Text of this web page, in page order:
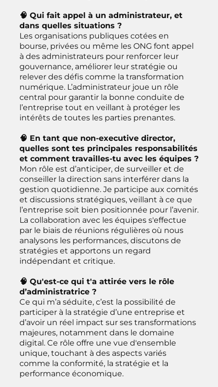
🧠 Qui fait appel à un administrateur, et
dans quelles situations ?
Les organisations publiques cotées en
bourse, privées ou même les ONG font appel
à des administrateurs pour renforcer leur
gouvernance, améliorer leur stratégie ou
relever des défis comme la transformation
numérique. L’administrateur joue un rôle
central pour garantir la bonne conduite de
l’entreprise tout en veillant à protéger les
intérêts de toutes les parties prenantes.
🧠 En tant que non-executive director,
quelles sont tes principales responsabilités
et comment travailles-tu avec les équipes ?
Mon rôle est d’anticiper, de surveiller et de
conseiller la direction sans interférer dans la
gestion quotidienne. Je participe aux comités
et discussions stratégiques, veillant à ce que
l’entreprise soit bien positionnée pour l’avenir.
La collaboration avec les équipes s'effectue
par le biais de réunions régulières où nous
analysons les performances, discutons de
stratégies et apportons un regard
indépendant et critique.
🧠 Qu'est-ce qui t'a attirée vers le rôle
d’administratrice ?
Ce qui m’a séduite, c’est la possibilité de
participer à la stratégie d’une entreprise et
d’avoir un réel impact sur ses transformations
majeures, notamment dans le domaine
digital. Ce rôle offre une vue d'ensemble
unique, touchant à des aspects variés
comme la conformité, la stratégie et la
performance économique.